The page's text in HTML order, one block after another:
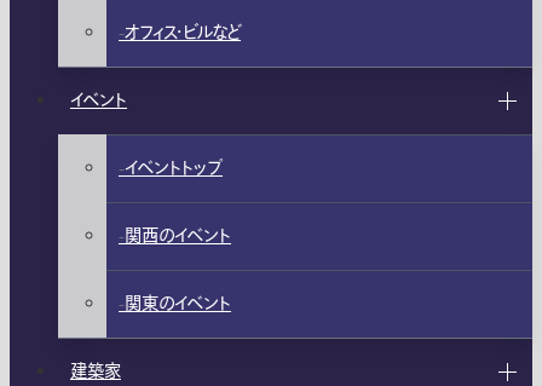
オフィス・ビルなど
イベント
イベントトップ
関西のイベント
関東のイベント
建築家